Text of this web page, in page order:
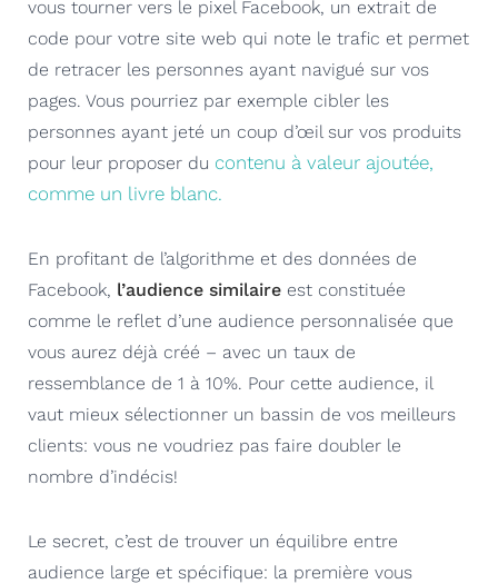
vous tourner vers le pixel Facebook, un extrait de
code pour votre site web qui note le trafic et permet
de retracer les personnes ayant navigué sur vos
pages. Vous pourriez par exemple cibler les
personnes ayant jeté un coup d’œil sur vos produits
pour leur proposer du contenu à valeur ajoutée,
comme un livre blanc.
En profitant de l’algorithme et des données de
Facebook, l’audience similaire est constituée
comme le reflet d’une audience personnalisée que
vous aurez déjà créé – avec un taux de
ressemblance de 1 à 10%. Pour cette audience, il
vaut mieux sélectionner un bassin de vos meilleurs
clients: vous ne voudriez pas faire doubler le
nombre d’indécis!
Le secret, c’est de trouver un équilibre entre
audience large et spécifique: la première vous